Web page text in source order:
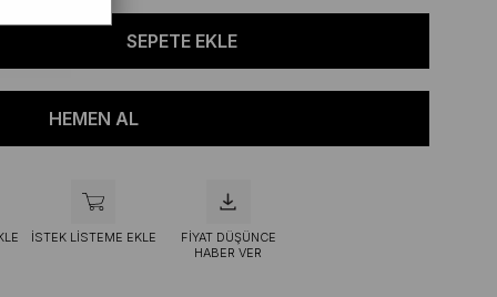
İSTEK LISTEME EKLE
FIYAT DÜŞÜNCE
HABER VER